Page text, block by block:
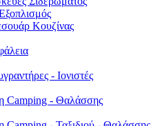
Κουζίνας
- Ιονιστές
Camping - Θαλάσσης